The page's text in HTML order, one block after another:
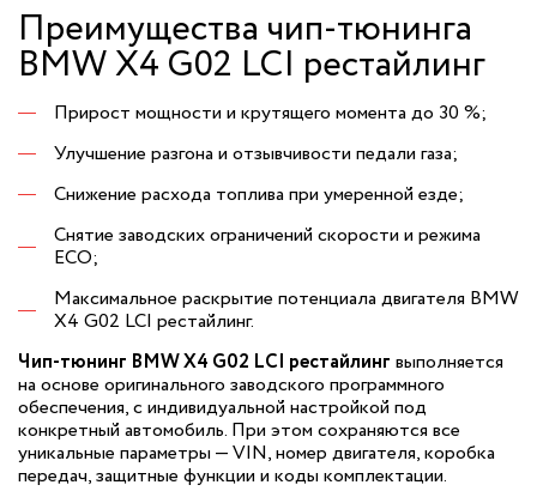
Преимущества чип-тюнинга
BMW X4 G02 LCI рестайлинг
Прирост мощности и крутящего момента до 30 %;
Улучшение разгона и отзывчивости педали газа;
Снижение расхода топлива при умеренной езде;
Снятие заводских ограничений скорости и режима
ECO;
Максимальное раскрытие потенциала двигателя BMW
X4 G02 LCI рестайлинг.
Чип-тюнинг BMW X4 G02 LCI рестайлинг выполняется
на основе оригинального заводского программного
обеспечения, с индивидуальной настройкой под
конкретный автомобиль. При этом сохраняются все
уникальные параметры — VIN, номер двигателя, коробка
передач, защитные функции и коды комплектации.